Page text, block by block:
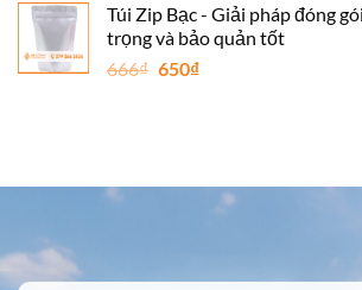
là:
666₫.
tại
là:
650₫.
Túi Zip Bạc - Giải pháp đóng
trọng và bảo quản tốt
666₫ Giá
650₫Giá